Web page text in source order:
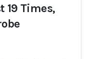
19 Times,